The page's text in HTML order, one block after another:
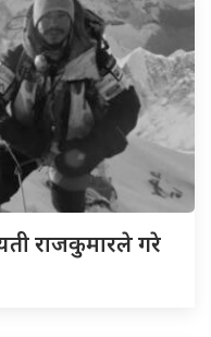
राजकुमारले गरे